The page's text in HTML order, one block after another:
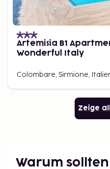
Artemisia B1
Wonderful Italy
Colombare, Sirmione,
Zeige
Warum sollten